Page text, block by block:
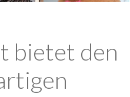
bietet den